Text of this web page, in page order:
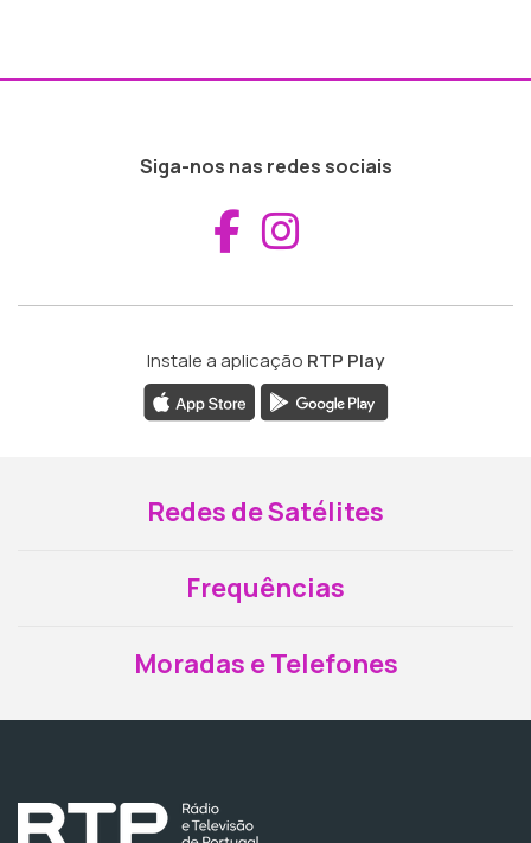
Siga-nos nas redes sociais
Aceder ao
Instale a aplicação RTP Play
Redes de Satélites
Frequências
Moradas e Telefones